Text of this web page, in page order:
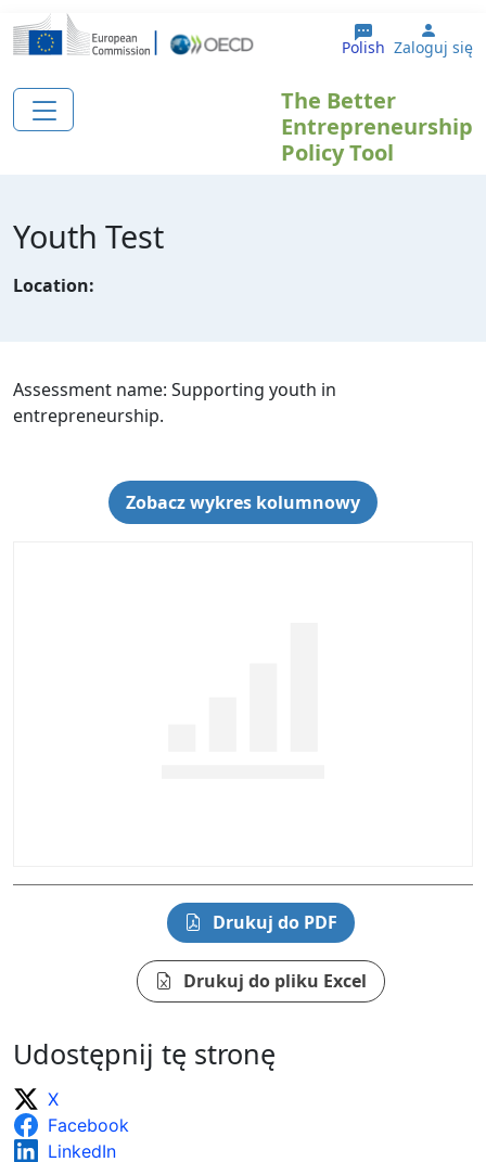
Przejdź do treści
Polish User
Zaloguj się
The Better
Entrepreneurship
Policy Tool
Youth Test
Location:
Assessment name: Supporting youth in
entrepreneurship.
Zobacz wykres kolumnowy
Drukuj do PDF
Drukuj do pliku Excel
Udostępnij tę stronę
X
Facebook
LinkedIn